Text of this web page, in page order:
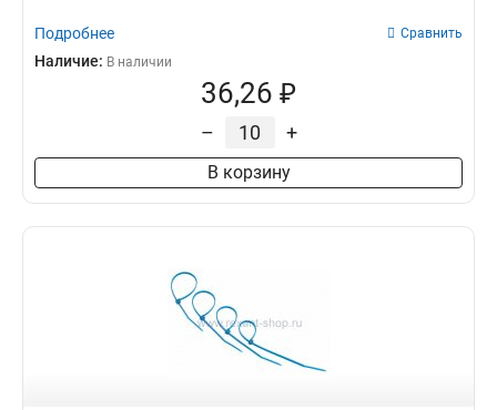
Подробнее Сравнить
Наличие: В наличии
36,26 ₽
– +
В корзину